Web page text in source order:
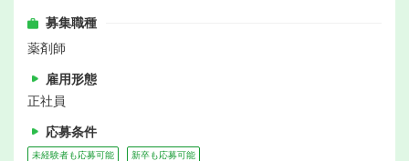
募集職種
薬剤師
雇用形態
正社員
応募条件
未経験者も応募可能 新卒も応募可能